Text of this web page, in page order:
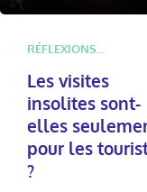
RÉFLEXIONS...
Les visites
insolites sont-
elles
pour les
?